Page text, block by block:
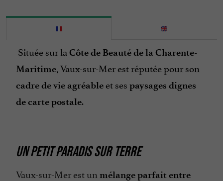
Située sur la Côte de Beauté de la Charente-
Maritime, Vaux-sur-Mer est réputée pour son
cadre de vie agréable et ses paysages dignes
de carte postale.
UN PETIT PARADIS SUR TERRE
Vaux-sur-Mer est un mélange parfait entre